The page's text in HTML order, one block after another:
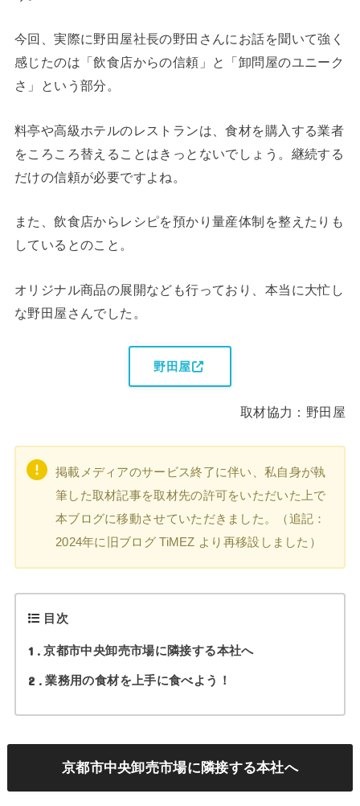
今回、実際に野田屋社長の野田さんにお話を聞いて強く
感じたのは「飲食店からの信頼」と「卸問屋のユニーク
さ」という部分。
料亭や高級ホテルのレストランは、食材を購入する業者
をころころ替えることはきっとないでしょう。継続する
だけの信頼が必要ですよね。
また、飲食店からレシピを預かり量産体制を整えたりも
しているとのこと。
オリジナル商品の展開なども行っており、本当に大忙し
な野田屋さんでした。
野田屋
取材協力：野田屋
掲載メディアのサービス終了に伴い、私自身が執
筆した取材記事を取材先の許可をいただいた上で
本ブログに移動させていただきました。（追記：
2024年に旧ブログ TiMEZ より再移設しました）
目次
1 京都市中央卸売市場に隣接する本社へ
2 業務用の食材を上手に食べよう！
京都市中央卸売市場に隣接する本社へ